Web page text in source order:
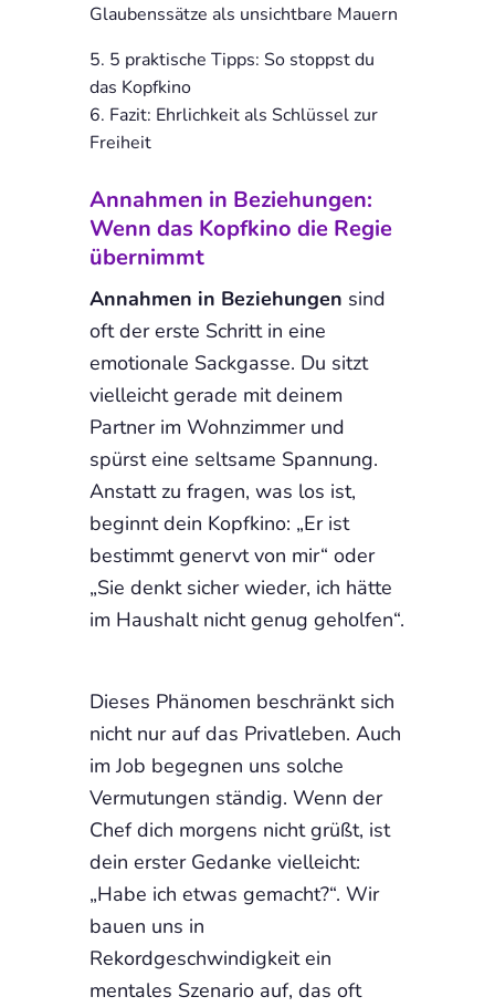
Glaubenssätze als unsichtbare Mauern
5 praktische Tipps: So stoppst du
das Kopfkino
Fazit: Ehrlichkeit als Schlüssel zur
Freiheit
Annahmen in Beziehungen:
Wenn das Kopfkino die Regie
übernimmt
Annahmen in Beziehungen sind
oft der erste Schritt in eine
emotionale Sackgasse. Du sitzt
vielleicht gerade mit deinem
Partner im Wohnzimmer und
spürst eine seltsame Spannung.
Anstatt zu fragen, was los ist,
beginnt dein Kopfkino: „Er ist
bestimmt genervt von mir“ oder
„Sie denkt sicher wieder, ich hätte
im Haushalt nicht genug geholfen“.
Dieses Phänomen beschränkt sich
nicht nur auf das Privatleben. Auch
im Job begegnen uns solche
Vermutungen ständig. Wenn der
Chef dich morgens nicht grüßt, ist
dein erster Gedanke vielleicht:
„Habe ich etwas gemacht?“. Wir
bauen uns in
Rekordgeschwindigkeit ein
mentales Szenario auf, das oft